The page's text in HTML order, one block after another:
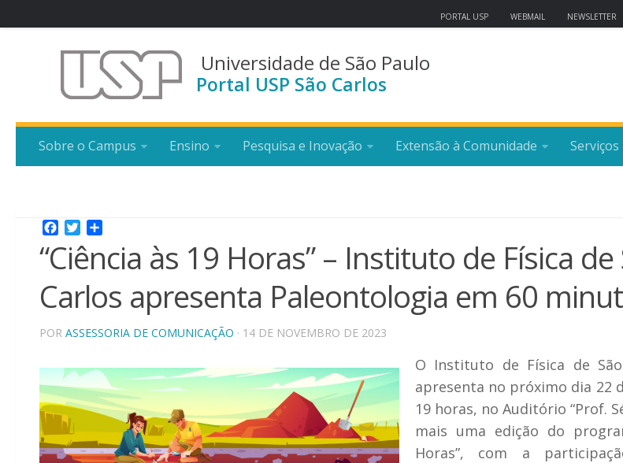
PORTAL USP WEBMAIL NEWSLETTER
Universidade de São Paulo
Portal USP São Carlos
Sobre o Campus Ensino Pesquisa e Inovação Extensão à Comunidade Serviços
Facebook
Twitter
“Ciência às 19 Horas” – Instituto de Física de
Carlos apresenta Paleontologia em 60
POR ASSESSORIA DE COMUNICAÇÃO · 14 DE NOVEMBRO DE 2023
O Instituto de Física de São
apresenta no próximo dia 22
19 horas, no Auditório “Prof.
mais uma edição do
Horas”, com a